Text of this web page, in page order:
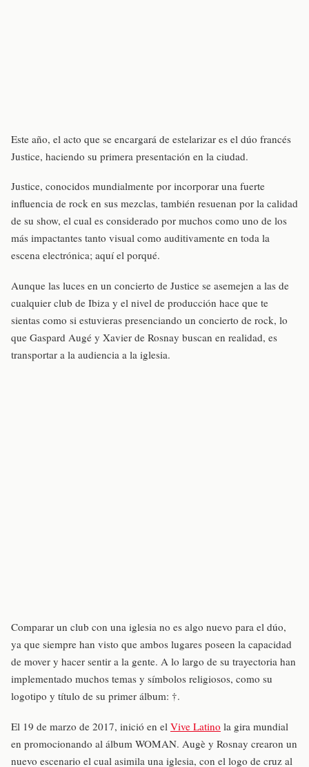
Este año, el acto que se encargará de estelarizar es el dúo francés
Justice, haciendo su primera presentación en la ciudad.
Justice, conocidos mundialmente por incorporar una fuerte
influencia de rock en sus mezclas, también resuenan por la calidad
de su show, el cual es considerado por muchos como uno de los
más impactantes tanto visual como auditivamente en toda la
escena electrónica; aquí el porqué.
Aunque las luces en un concierto de Justice se asemejen a las de
cualquier club de Ibiza y el nivel de producción hace que te
sientas como si estuvieras presenciando un concierto de rock, lo
que Gaspard Augé y Xavier de Rosnay buscan en realidad, es
transportar a la audiencia a la iglesia.
Comparar un club con una iglesia no es algo nuevo para el dúo,
ya que siempre han visto que ambos lugares poseen la capacidad
de mover y hacer sentir a la gente. A lo largo de su trayectoria han
implementado muchos temas y símbolos religiosos, como su
logotipo y título de su primer álbum: †.
El 19 de marzo de 2017, inició en el Vive Latino la gira mundial
en promocionando al álbum WOMAN. Augè y Rosnay crearon un
nuevo escenario el cual asimila una iglesia, con el logo de cruz al